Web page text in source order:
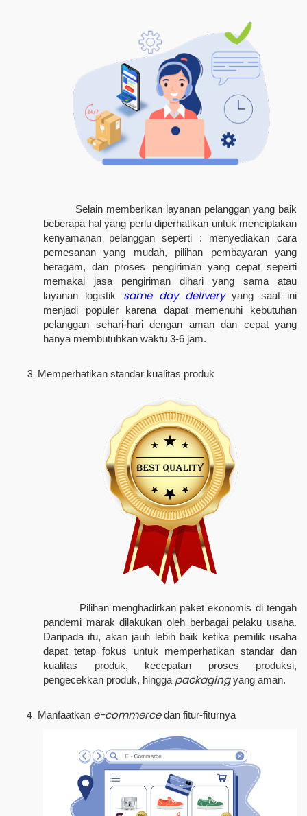
Selain memberikan layanan pelanggan yang baik
beberapa hal yang perlu diperhatikan untuk menciptakan
kenyamanan pelanggan seperti : menyediakan cara
pemesanan yang mudah, pilihan pembayaran yang
beragam, dan proses pengiriman yang cepat seperti
memakai jasa pengiriman dihari yang sama atau
layanan logistik same day deliveryyang saat ini
menjadi populer karena dapat memenuhi kebutuhan
pelanggan sehari-hari dengan aman dan cepat yang
hanya membutuhkan waktu 3-6 jam.
Memperhatikan standar kualitas produk
Pilihan menghadirkan paket ekonomis di tengah
pandemi marak dilakukan oleh berbagai pelaku usaha.
Daripada itu, akan jauh lebih baik ketika pemilik usaha
dapat tetap fokus untuk memperhatikan standar dan
kualitas produk, kecepatan proses produksi,
pengecekkan produk, hingga packagingyang aman.
Manfaatkan e-commercedan fitur-fiturnya